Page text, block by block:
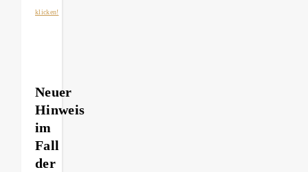
klicken!
Neuer
Hinweis
im
Fall
der